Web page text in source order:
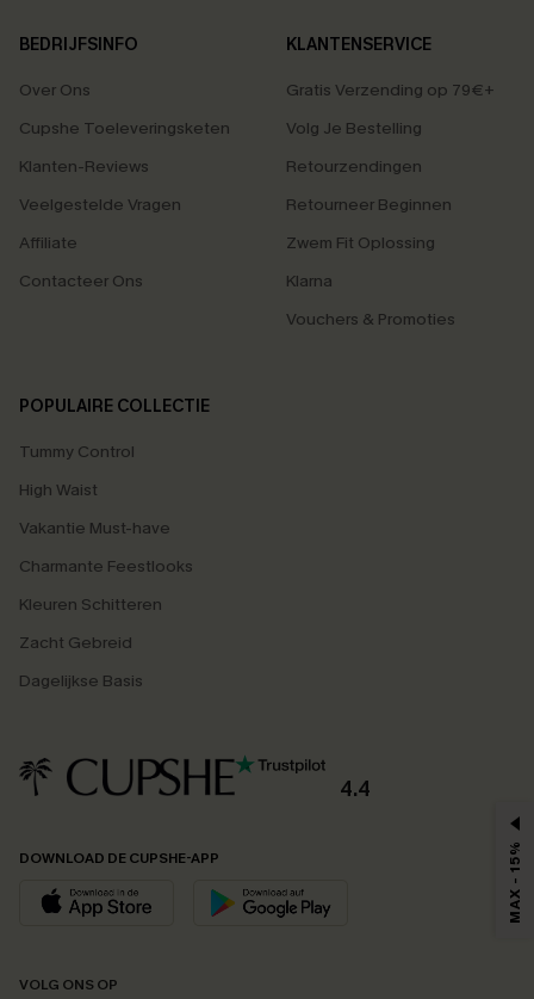
BEDRIJFSINFO
Over Ons
Cupshe Toeleveringsketen
Klanten-Reviews
Veelgestelde Vragen
Affiliate
Contacteer Ons
KLANTENSERVICE
Gratis Verzending op 79€+
Volg Je Bestelling
Retourzendingen
Retourneer Beginnen
Zwem Fit Oplossing
Klarna
Vouchers & Promoties
POPULAIRE COLLECTIE
Tummy Control
High Waist
Vakantie Must-have
Charmante Feestlooks
Kleuren Schitteren
Zacht Gebreid
Dagelijkse Basis
4.4
DOWNLOAD DE CUPSHE-APP
VOLG ONS OP
MAX - 15%